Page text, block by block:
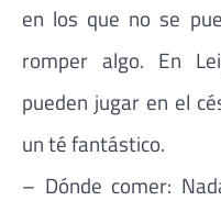
en los que no se
romper algo. En
pueden jugar en el
un té fantástico.
– Dónde comer: